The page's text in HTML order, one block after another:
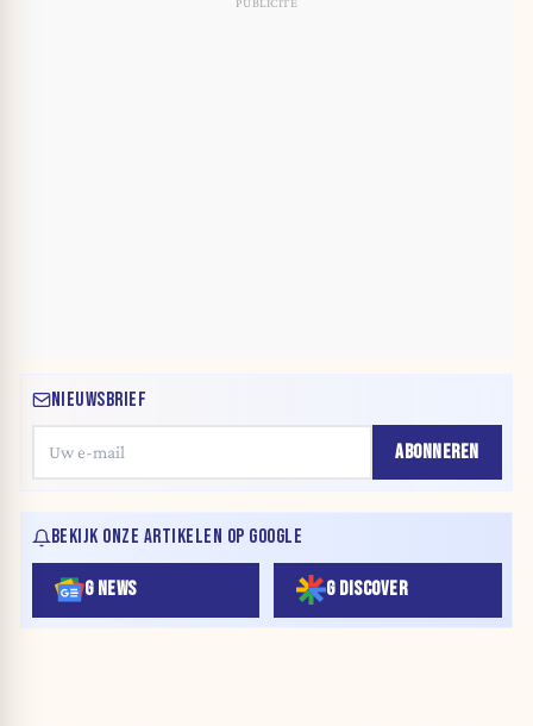
NIEUWSBRIEF
ABONNEREN
BEKIJK ONZE ARTIKELEN OP GOOGLE
G NEWS G DISCOVER